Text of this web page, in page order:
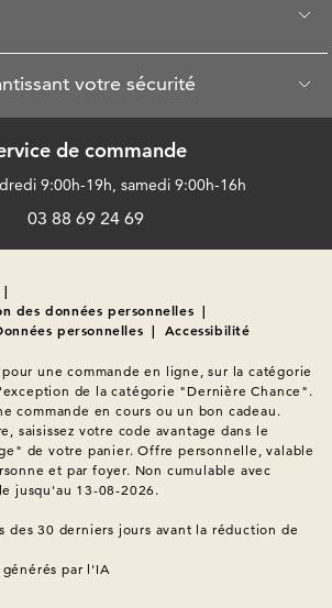
votre sécurité
de commande
9:00h-19h, samedi 9:00h-16h
03 88 69 24 69
|
des données personnelles |
personnelles | Accessibilité
une commande en ligne, sur la catégorie
de la catégorie "Dernière Chance".
commande en cours ou un bon cadeau.
saisissez votre code avantage dans le
de votre panier. Offre personnelle, valable
et par foyer. Non cumulable avec
jusqu'au 13-08-2026.
des 30 derniers jours avant la réduction de
par l'IA